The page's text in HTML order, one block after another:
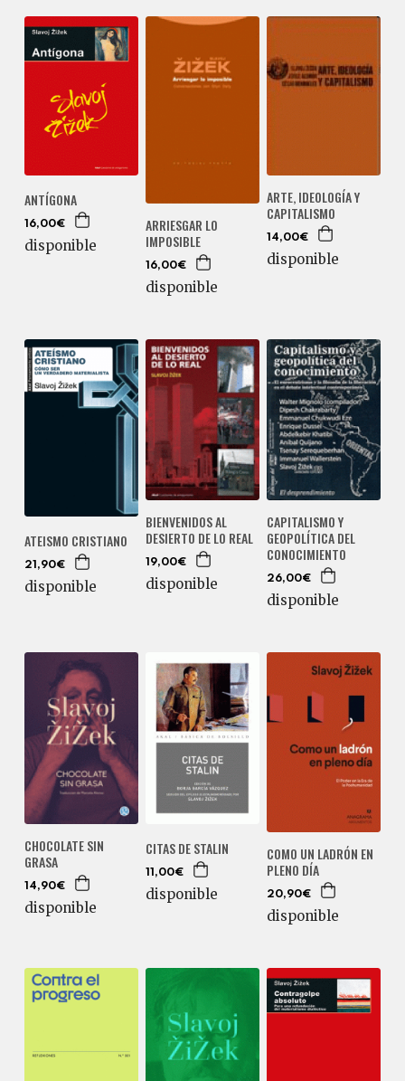
ANTÍGONA
16,00€
disponible
ARRIESGAR LO
IMPOSIBLE
16,00€
disponible
ARTE, IDEOLOGÍA Y
CAPITALISMO
14,00€
disponible
ATEISMO CRISTIANO
21,90€
disponible
BIENVENIDOS AL
DESIERTO DE LO REAL
19,00€
disponible
CAPITALISMO Y
GEOPOLÍTICA DEL
CONOCIMIENTO
26,00€
disponible
CHOCOLATE SIN
GRASA
14,90€
disponible
CITAS DE STALIN
11,00€
disponible
COMO UN LADRÓN EN
PLENO DÍA
20,90€
disponible